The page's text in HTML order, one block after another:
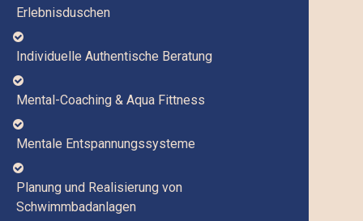
Erlebnisduschen

Individuelle Authentische Beratung

Mental-Coaching & Aqua Fittness

Mentale Entspannungssysteme

Planung und Realisierung von
Schwimmbadanlagen